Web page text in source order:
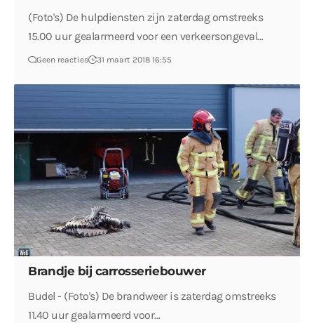
(Foto's) De hulpdiensten zijn zaterdag omstreeks
15.00 uur gealarmeerd voor een verkeersongeval…
Geen reacties 31 maart 2018 16:55
Brandje bij carrosseriebouwer
Budel - (Foto's) De brandweer is zaterdag omstreeks
11.40 uur gealarmeerd voor…